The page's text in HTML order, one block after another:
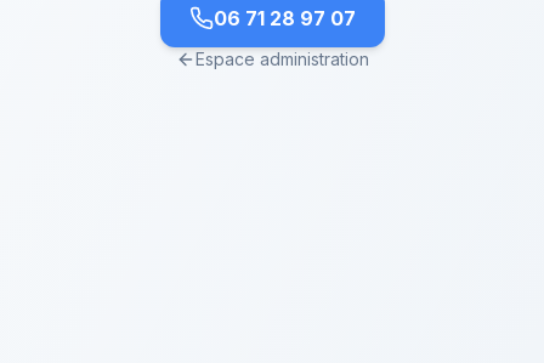
06 71 28 97 07
Espace administration